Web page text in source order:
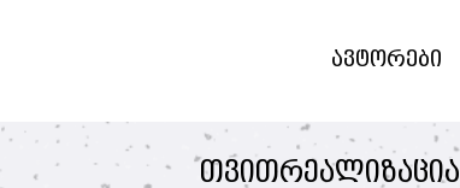
ავტორები
თვითრეალიზაცია